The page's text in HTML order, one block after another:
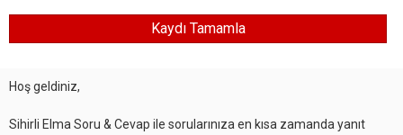
Hoş geldiniz,
Sihirli Elma Soru & Cevap ile sorularınıza en kısa zamanda yanıt